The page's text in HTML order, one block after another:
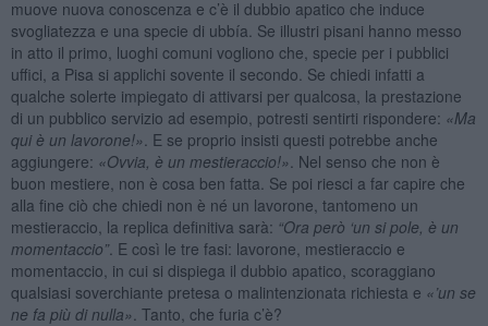
muove nuova conoscenza e c’è il dubbio apatico che induce
svogliatezza e una specie di ubbía. Se illustri pisani hanno messo
in atto il primo, luoghi comuni vogliono che, specie per i pubblici
uffici, a Pisa si applichi sovente il secondo. Se chiedi infatti a
qualche solerte impiegato di attivarsi per qualcosa, la prestazione
di un pubblico servizio ad esempio, potresti sentirti rispondere: «Ma
qui è un lavorone!» . E se proprio insisti questi potrebbe anche
aggiungere: «Ovvia, è un mestieraccio!» . Nel senso che non è
buon mestiere, non è cosa ben fatta. Se poi riesci a far capire che
alla fine ciò che chiedi non è né un lavorone, tantomeno un
mestieraccio, la replica definitiva sarà: “Ora però ‘un si pole, è un
momentaccio”. E così le tre fasi: lavorone, mestieraccio e
momentaccio, in cui si dispiega il dubbio apatico, scoraggiano
qualsiasi soverchiante pretesa o malintenzionata richiesta e «’un se
ne fa più di nulla» . Tanto, che furia c’è?